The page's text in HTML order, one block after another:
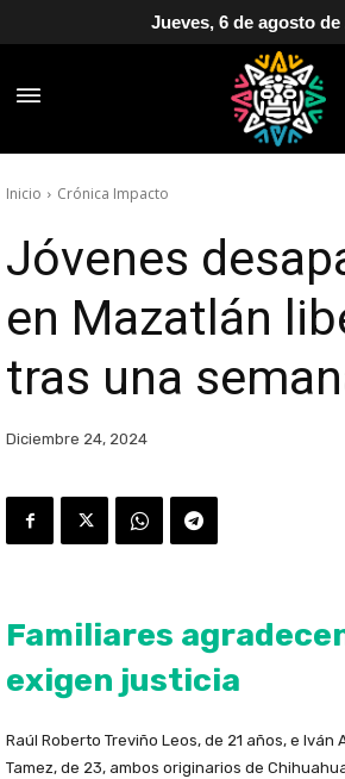
Jueves, 6 de agosto de
Inicio Crónica Impacto
Jóvenes
en Mazatlán
tras una
Diciembre 24, 2024
Familiares
exigen justicia
Raúl Roberto Treviño Leos, de 21 años, e Iván
Tamez, de 23, ambos originarios de